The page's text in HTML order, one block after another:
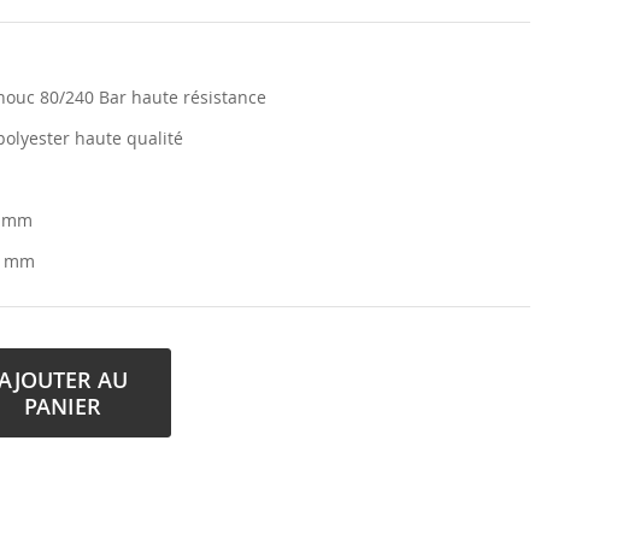
80/240 Bar haute résistance
haute qualité
AU
PANIER